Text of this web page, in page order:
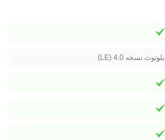
بلوتوث نسخه 4.0 (LE)